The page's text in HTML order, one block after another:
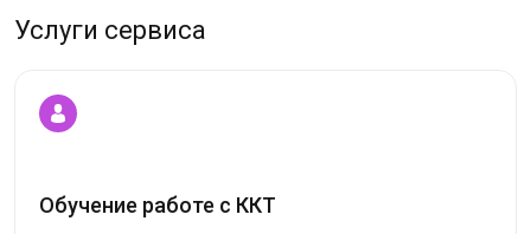
Услуги сервиса
Обучение работе с ККТ